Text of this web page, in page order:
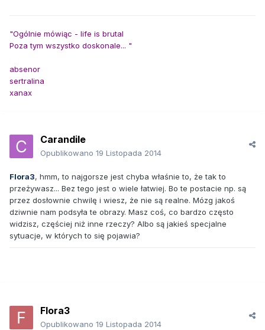
"Ogólnie mówiąc - life is brutal
Poza tym wszystko doskonale... "
absenor
sertralina
xanax
Carandile
Opublikowano 19 Listopada 2014
Flora3, hmm, to najgorsze jest chyba właśnie to, że tak to
przeżywasz... Bez tego jest o wiele łatwiej. Bo te postacie np. są
przez dosłownie chwilę i wiesz, że nie są realne. Mózg jakoś
dziwnie nam podsyła te obrazy. Masz coś, co bardzo często
widzisz, częściej niż inne rzeczy? Albo są jakieś specjalne
sytuacje, w których to się pojawia?
Flora3
Opublikowano 19 Listopada 2014